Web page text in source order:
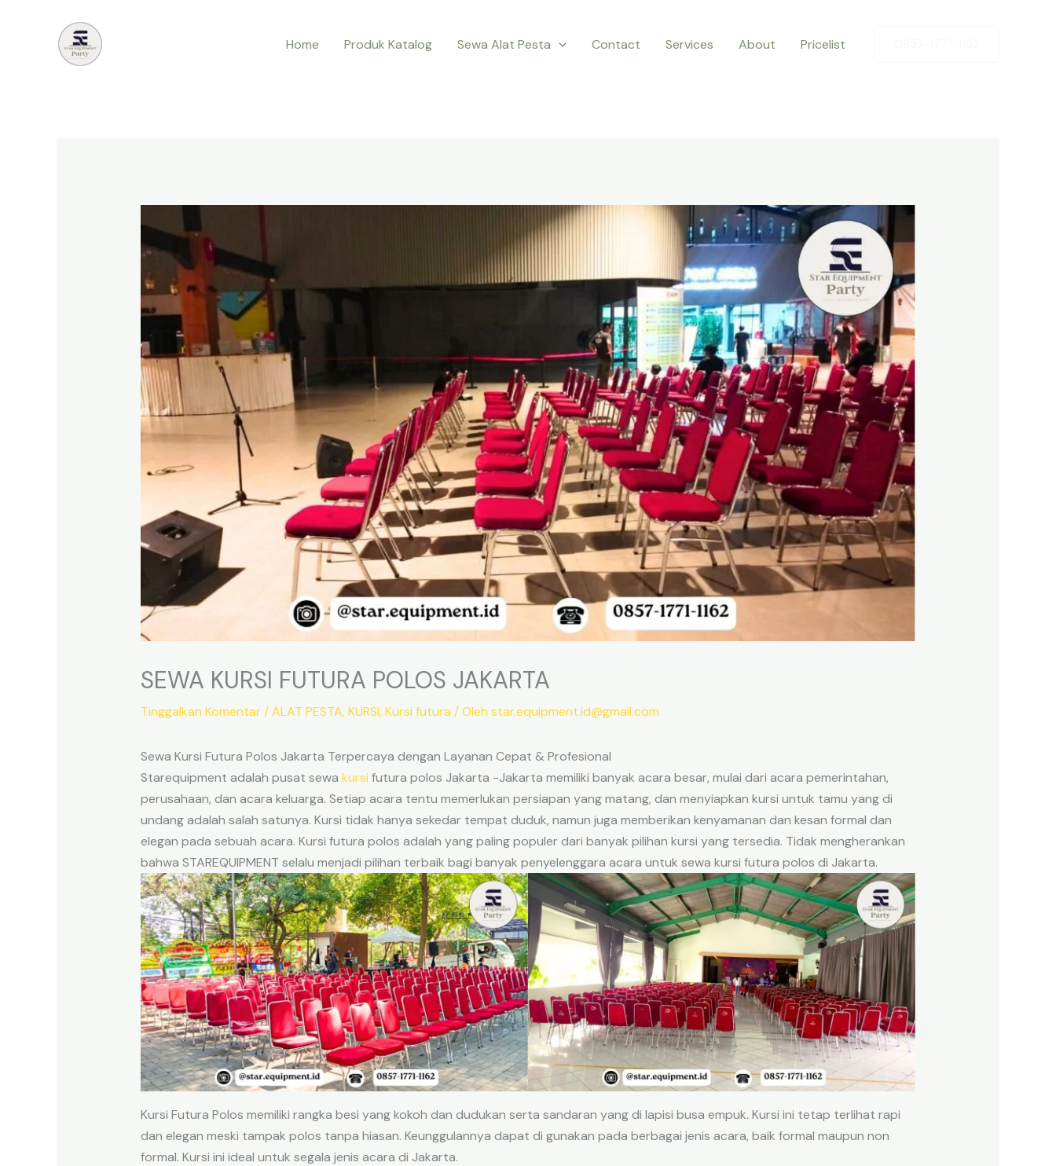
Home Produk Katalog Sewa Alat Pesta Contact Services About Pricelist
SEWA KURSI FUTURA POLOS JAKARTA
Tinggalkan Komentar /ALAT PESTA,KURSI,Kursi futura / Oleh star.equipment.id@gmail.com
Sewa Kursi Futura Polos Jakarta Terpercaya dengan Layanan Cepat & Profesional
Starequipment adalah pusat sewa kursi futura polos Jakarta -Jakarta memiliki banyak acara besar, mulai dari acara pemerintahan,
perusahaan, dan acara keluarga. Setiap acara tentu memerlukan persiapan yang matang, dan menyiapkan kursi untuk tamu yang di
undang adalah salah satunya. Kursi tidak hanya sekedar tempat duduk, namun juga memberikan kenyamanan dan kesan formal dan
elegan pada sebuah acara. Kursi futura polos adalah yang paling populer dari banyak pilihan kursi yang tersedia. Tidak mengherankan
bahwa STAREQUIPMENT selalu menjadi pilihan terbaik bagi banyak penyelenggara acara untuk sewa kursi futura polos di Jakarta.
Kursi Futura Polos memiliki rangka besi yang kokoh dan dudukan serta sandaran yang di lapisi busa empuk. Kursi ini tetap terlihat rapi
dan elegan meski tampak polos tanpa hiasan. Keunggulannya dapat di gunakan pada berbagai jenis acara, baik formal maupun non
formal. Kursi ini ideal untuk segala jenis acara di Jakarta.